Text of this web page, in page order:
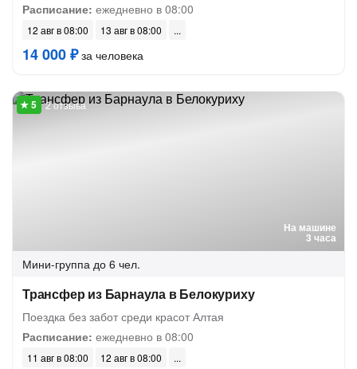
Расписание: ежедневно в 08:00
12 авг в 08:00 13 авг в 08:00
14 000 ₽за человека
На машине
3 часа
2 отзыва
Мини-группа до 6 чел.
Трансфер из Барнаула в Белокуриху
Поездка без забот среди красот Алтая
Расписание: ежедневно в 08:00
11 авг в 08:00 12 авг в 08:00